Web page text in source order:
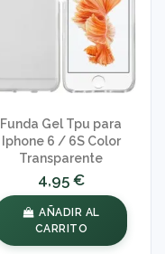
Funda Gel Tpu para
Iphone 6 / 6S Color
Transparente
4,95 €
AÑADIR AL
CARRITO